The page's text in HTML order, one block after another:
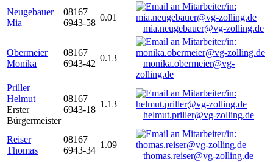
Neugebauer
Mia
08167
6943-58
0.01
mia.neugebauer@vg-zolling.de
Obermeier
Monika
08167
6943-42
0.13
monika.obermeier@vg-
zolling.de
Priller
Helmut
Erster
Bürgermeister
08167
6943-18
1.13
helmut.priller@vg-zolling.de
Reiser
Thomas
08167
6943-34
1.09
thomas.reiser@vg-zolling.de